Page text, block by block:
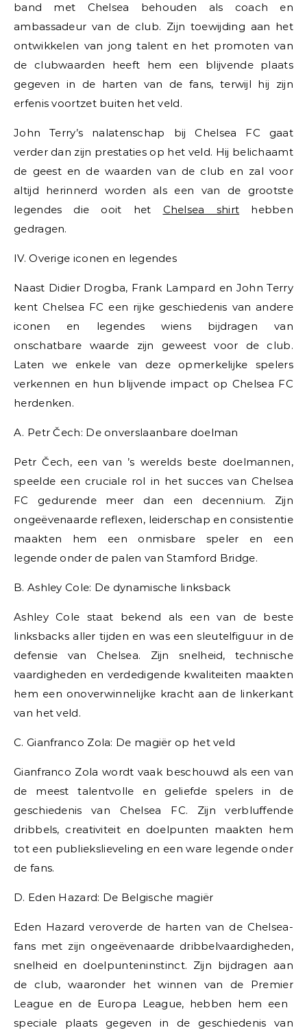
band met Chelsea behouden als coach en
ambassadeur van de club. Zijn toewijding aan het
ontwikkelen van jong talent en het promoten van
de clubwaarden heeft hem een blijvende plaats
gegeven in de harten van de fans, terwijl hij zijn
erfenis voortzet buiten het veld.
John Terry’s nalatenschap bij Chelsea FC gaat
verder dan zijn prestaties op het veld. Hij belichaamt
de geest en de waarden van de club en zal voor
altijd herinnerd worden als een van de grootste
legendes die ooit het Chelsea shirt hebben
gedragen.
IV. Overige iconen en legendes
Naast Didier Drogba, Frank Lampard en John Terry
kent Chelsea FC een rijke geschiedenis van andere
iconen en legendes wiens bijdragen van
onschatbare waarde zijn geweest voor de club.
Laten we enkele van deze opmerkelijke spelers
verkennen en hun blijvende impact op Chelsea FC
herdenken.
A. Petr Čech: De onverslaanbare doelman
Petr Čech, een van ’s werelds beste doelmannen,
speelde een cruciale rol in het succes van Chelsea
FC gedurende meer dan een decennium. Zijn
ongeëvenaarde reflexen, leiderschap en consistentie
maakten hem een ​​onmisbare speler en een
legende onder de palen van Stamford Bridge.
B. Ashley Cole: De dynamische linksback
Ashley Cole staat bekend als een van de beste
linksbacks aller tijden en was een sleutelfiguur in de
defensie van Chelsea. Zijn snelheid, technische
vaardigheden en verdedigende kwaliteiten maakten
hem een ​​onoverwinnelijke kracht aan de linkerkant
van het veld.
C. Gianfranco Zola: De magiër op het veld
Gianfranco Zola wordt vaak beschouwd als een van
de meest talentvolle en geliefde spelers in de
geschiedenis van Chelsea FC. Zijn verbluffende
dribbels, creativiteit en doelpunten maakten hem
tot een publiekslieveling en een ware legende onder
de fans.
D. Eden Hazard: De Belgische magiër
Eden Hazard veroverde de harten van de Chelsea-
fans met zijn ongeëvenaarde dribbelvaardigheden,
snelheid en doelpunteninstinct. Zijn bijdragen aan
de club, waaronder het winnen van de Premier
League en de Europa League, hebben hem een ​​
speciale plaats gegeven in de geschiedenis van